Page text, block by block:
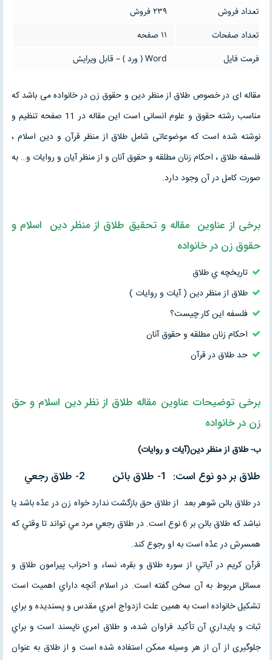
تعداد فروش
239 فروش
تعداد صفحات
11 صفحه
فرمت فایل
Word ( ورد ) – قابل ویرایش
مقاله ای در خصوص طلاق از منظر دین و حقوق زن در خانواده می باشد که
مناسب رشته حقوق و علوم انسانی است این مقاله در 11 صفحه تنظیم و
نوشته شده است که موضوعاتی شامل طلاق از منظر قرآن و دین اسلام ،
فلسفه طلاق ، احکام زنان مطلقه و حقوق آنان و از منظر آیان و روایات و… به
صورت کامل در آن وجود دارد.
برخی از عناوین مقاله و تحقیق طلاق از منظر دين اسلام و
حقوق زن در خانواده
تاريخچه ي طلاق
طلاق از منظر دين ( آيات و روايات )
فلسفه اين كار چيست؟
احکام زنان مطلقه و حقوق آنان
حد طلاق در قرآن
برخی توضیحات عناوین مقاله طلاق از نظر دین اسلام و حق
زن در خانواده
ب- طلاق از منظر دين(آيات و روايات)
طلاق بر دو نوع است: 1- طلاق بائن 2- طلاق رجعي
در طلاق بائن شوهر بعد از طلاق حق بازگشت ندارد خواه زن در عدّه باشد يا
نباشد كه طلاق بائن بر 6 نوع است. در طلاق رجعي مرد مي تواند تا وقتي كه
همسرش در عدّه است به او رجوع كند.
قرآن كريم در آياتي از سوره طلاق و بقره، نساء و احزاب پيرامون طلاق و
مسائل مربوط به آن سخن گفته است. در اسلام آنچه داراي اهميت است
تشكيل خانواده است به همين علت ازدواج امري مقدس و پسنديده و براي
ثبات و پايداري آن تأكيد فراوان شده، و طلاق امري ناپسند است و براي
جلوگيری از آن از هر وسيله ممكن استفاده شده است و از طلاق به عنوان